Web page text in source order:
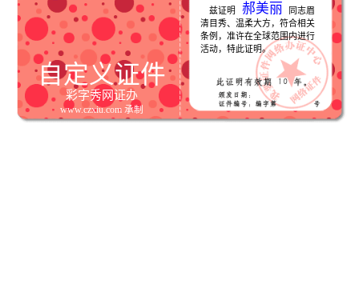
自定义证件
彩字秀网证办
www.czxiu.com 承制
兹证明 同志眉
清目秀、温柔大方，符合相关
条例，准许在全球范围内进行
活动，特此证明。
郝美丽